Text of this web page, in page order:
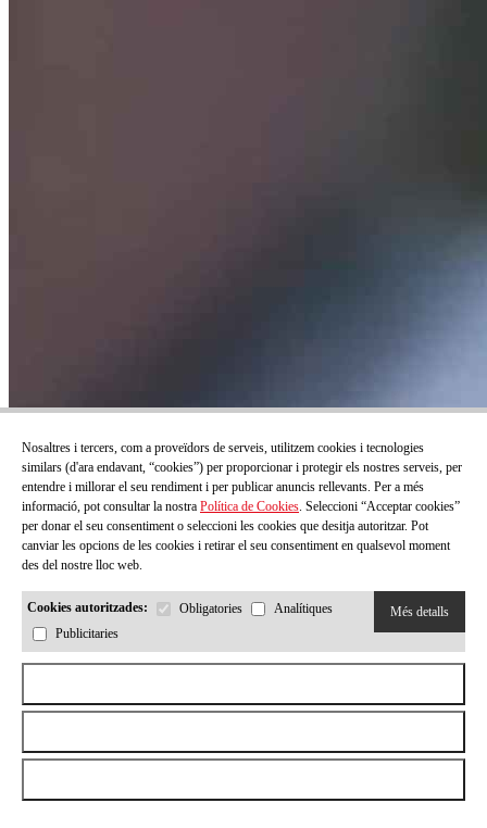
Nosaltres i tercers, com a proveïdors de serveis, utilitzem cookies i tecnologies
similars (d'ara endavant, “cookies”) per proporcionar i protegir els nostres serveis, per
entendre i millorar el seu rendiment i per publicar anuncis rellevants. Per a més
informació, pot consultar la nostra Política de Cookies. Seleccioni “Acceptar cookies”
per donar el seu consentiment o seleccioni les cookies que desitja autoritzar. Pot
canviar les opcions de les cookies i retirar el seu consentiment en qualsevol moment
des del nostre lloc web.
Cookies autoritzades: Obligatories
Analítiques
Publicitaries
Més detalls